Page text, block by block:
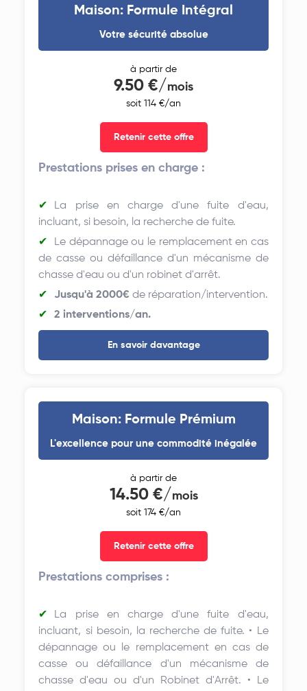
Maison: Formule Intégral
Votre sécurité absolue
à partir de
9.50 €/mois
soit 114 €/an
Retenir cette offre
Prestations prises en charge :
La prise en charge d'une fuite d'eau,
incluant, si besoin, la recherche de fuite.
Le dépannage ou le remplacement en cas
de casse ou défaillance d'un mécanisme de
chasse d'eau ou d'un robinet d'arrêt.
Jusqu'à 2000€ de réparation/intervention.
2 interventions/an.
En savoir davantage
Maison: Formule Prémium
L'excellence pour une commodité inégalée
à partir de
14.50 €/mois
soit 174 €/an
Retenir cette offre
Prestations comprises :
La prise en charge d'une fuite d'eau,
incluant, si besoin, la recherche de fuite. • Le
dépannage ou le remplacement en cas de
casse ou défaillance d'un mécanisme de
chasse d'eau ou d'un Robinet d'Arrêt. • Le